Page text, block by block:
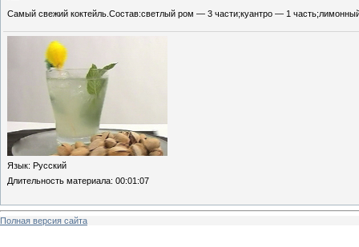
Самый свежий коктейль.Состав:светлый ром — 3 части;куантро — 1
Язык: Русский
Длительность материала: 00:01:07
Полная версия сайта